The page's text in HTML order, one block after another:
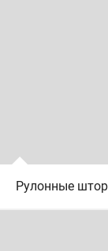
Рулонные